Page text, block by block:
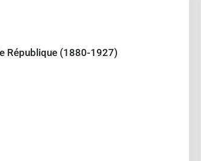
République (1880-1927)